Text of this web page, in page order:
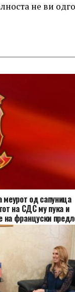
не ви
од сапуница
на СДС му пука и
на француски